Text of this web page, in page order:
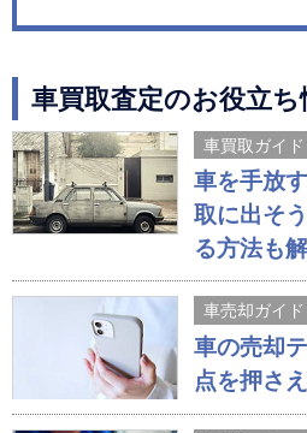
車買取査定のお役立ち
車買取ガイド
車を手放
取に出そ
る方法も
車売却ガイド
車の売却
点を押さ